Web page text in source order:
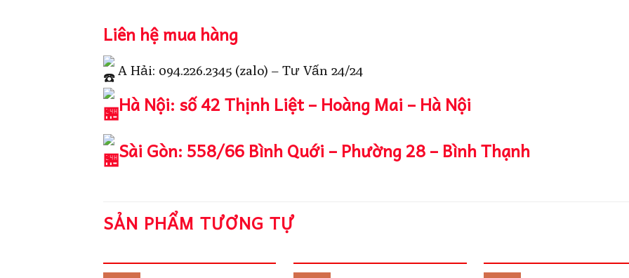
Liên hệ mua hàng
A Hải: 094.226.2345 (zalo) – Tư Vấn 24/24
Hà Nội: số 42 Thịnh Liệt – Hoàng Mai – Hà Nội
Sài Gòn: 558/66 Bình Quới – Phường 28 – Bình Thạnh
SẢN PHẨM TƯƠNG TỰ